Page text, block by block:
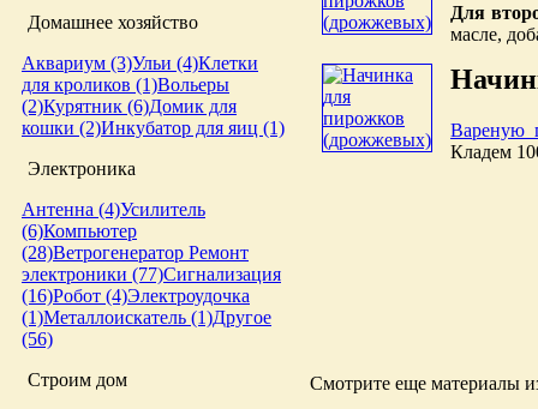
Домашнее хозяйство
Аквариум (3)Ульи (4)Клетки
для кроликов (1)Вольеры
(2)Курятник (6)Домик для
кошки (2)Инкубатор для яиц (1)
Электроника
Антенна (4)Усилитель
(6)Компьютер
(28)Ветрогенератор Ремонт
электроники (77)Сигнализация
(16)Робот (4)Электроудочка
(1)Металлоискатель (1)Другое
(56)
Строим дом
Для
масле,
Вареную
Кладем
Смотрите еще материалы